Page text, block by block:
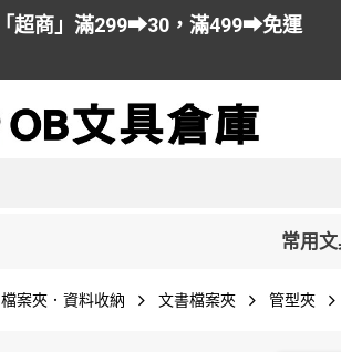
「超商」滿299➡30，滿499➡免運
常用
檔案夾．資料收納 文書檔案夾 管型夾